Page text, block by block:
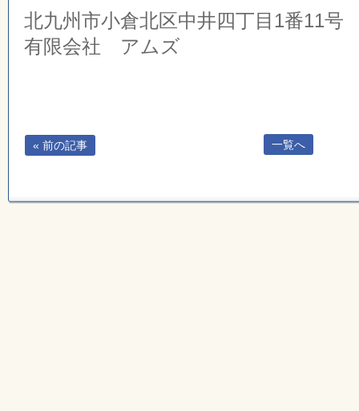
北九州市小倉北区中井四丁目1番11号
有限会社 アムズ
一覧へ
« 前の記事